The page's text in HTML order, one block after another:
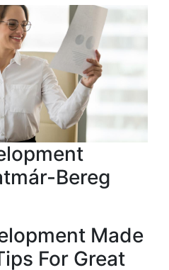
Bereg
Made
For Great